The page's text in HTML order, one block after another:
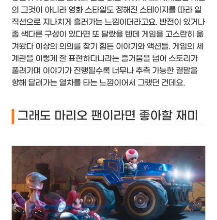
의 그것이 아니라 영화 스타일도 정해진 스테이지를 따라 일
직선으로 지나치게 흘러가는 느낌이더라고요. 반전이 있거나
좀 색다른 구성이 있다면 또 달랐을 텐데 게임을 고스란히 옮
겨왔다 이상의 의의를 찾기 힘든 이야기와 액션들. 게임의 세
계관을 이렇게 잘 표현하다니라는 즐거움을 넘어 스토리가
풀려가며 이야기가 진행될수록 너무나 추측 가능한 결말을
향해 달려가는 열차를 타는 느낌이어서 그랬던 건데요.
그래도 마리오 팬이라면 좋아할 재미